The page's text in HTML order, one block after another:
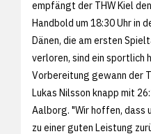
empfängt der THW Kiel
Handbold um 18:30 Uhr in
Dänen, die am ersten
verloren, sind ein sportlich
Vorbereitung gewann der
Lukas Nilsson knapp mit
Aalborg. "Wir hoffen, dass
zu einer guten Leistung